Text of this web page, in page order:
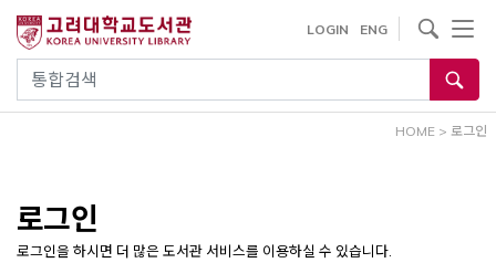
건
통합검색
LOGIN ENG
사이트내 검색
HOME > 로그인
로그인
로그인을 하시면 더 많은 도서관 서비스를 이용하실 수 있습니다.